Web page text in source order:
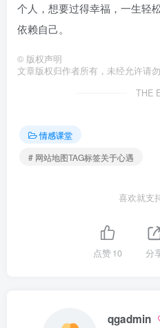
个人，想要过得幸福，一生轻
依赖自己。
© 版权声明
文章版权归作者所有，未经允许请勿
THE
情感课堂
# 网站地图TAG标签关于心遇
喜欢就支
点赞10 分
qgadmin